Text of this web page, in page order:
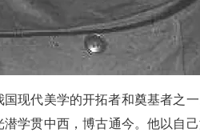
现代美学的开拓者和奠基者之一
学贯中西，博古通今。他以自